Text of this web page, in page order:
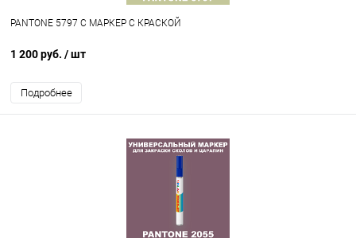
PANTONE 5797 C МАРКЕР С КРАСКОЙ
1 200 руб. / шт
Подробнее